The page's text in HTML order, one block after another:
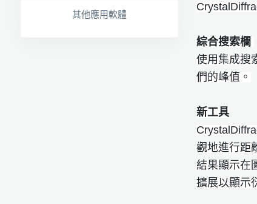
其他應用軟體
綜合搜索欄
使用集成搜
們的峰值。
新工具
觀地進行距
結果顯示在
擴展以顯示